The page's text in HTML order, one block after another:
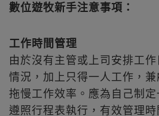
數位遊牧新手注意事項：
工作時間管理
由於沒有主管或上司安排工
情況，加上只得一人工作，
拖慢工作效率。應為自己制
遵照行程表執行，有效管理時